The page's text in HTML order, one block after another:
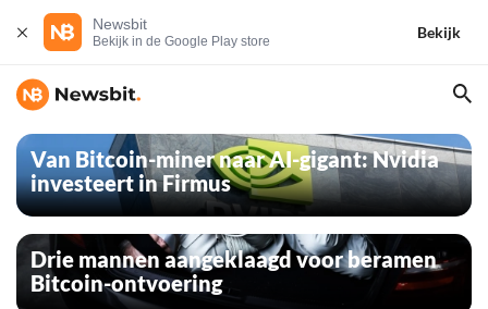
Newsbit
Bekijk in de Google Play store
Bekijk
Van Bitcoin-miner naar AI-gigant: Nvidia
investeert in Firmus
Drie mannen aangeklaagd voor beramen
Bitcoin-ontvoering